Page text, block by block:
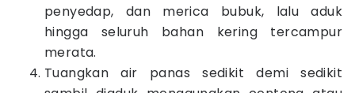
penyedap, dan merica bubuk, lalu aduk
hingga seluruh bahan kering tercampur
merata.
Tuangkan air panas sedikit demi sedikit